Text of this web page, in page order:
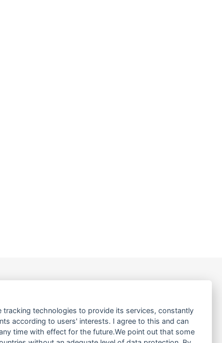
ÜBER UNS
PRODUKTE
technologies to provide its services, constantly
according to users' interests. I agree to this and can
time with effect for the future.We point out that some